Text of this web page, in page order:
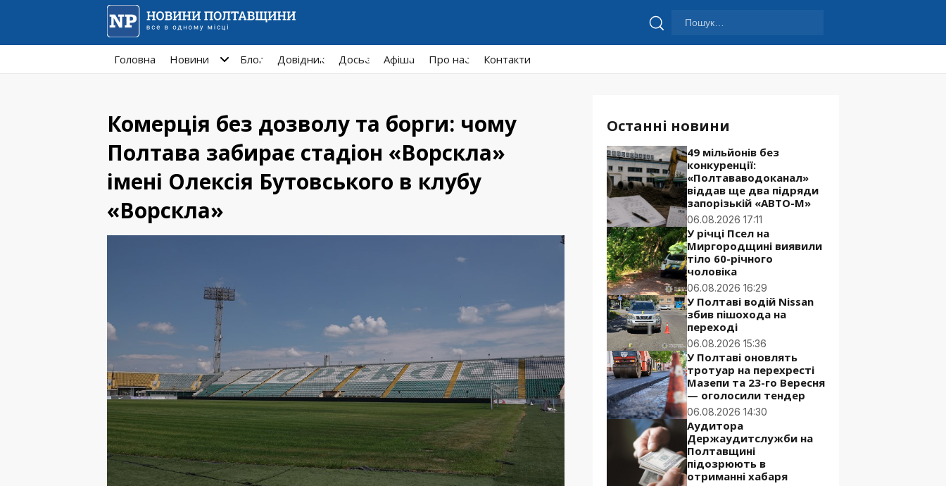
Пошук:
Головна Новини Блог Довідник Досьє Афiша Про нас Контакти
Комерція без дозволу та борги: чому
Полтава забирає стадіон «Ворскла»
імені Олексія Бутовського в клубу
«Ворскла»
Останні новини
49 мільйонів без
конкуренції:
«Полтававодоканал»
віддав ще два підряди
запорізькій «АВТО-М»
06.08.2026 17:11
У річці Псел на
Миргородщині виявили
тіло 60-річного
чоловіка
06.08.2026 16:29
У Полтаві водій Nissan
збив пішохода на
переході
06.08.2026 15:36
У Полтаві оновлять
тротуар на перехресті
Мазепи та 23-го Вересня
— оголосили тендер
06.08.2026 14:30
Аудитора
Держаудитслужби на
Полтавщині
підозрюють в
отриманні хабаря